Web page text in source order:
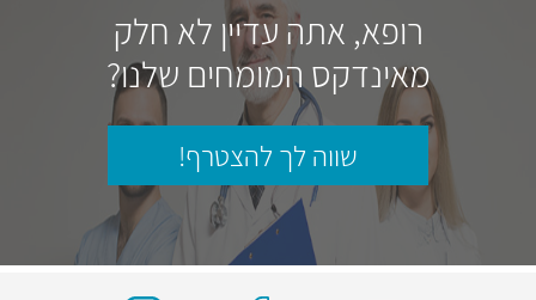
רופא, אתה עדיין לא חלק
מאינדקס המומחים שלנו?
שווה לך להצטרף!